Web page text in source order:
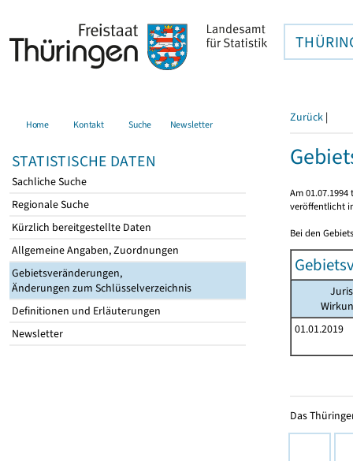
Home Kontakt Suche Newsletter
STATISTISCHE DATEN
Sachliche Suche
Regionale Suche
Kürzlich bereitgestellte Daten
Allgemeine Angaben, Zuordnungen
Gebietsveränderungen,
Änderungen zum Schlüsselverzeichnis
Definitionen und Erläuterungen
Newsletter
Zurück |
Am
veröffentlicht
Bei den
01.01.2019
Das